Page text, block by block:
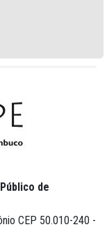
de
CEP 50.010-240 -